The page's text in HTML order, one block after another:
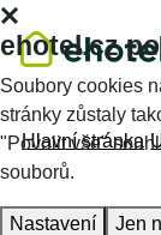
Hlavní stránka
ehotel.cz
Soubory cookies
stránky zůstaly
"Povolit vše"
souborů.
Nastavení Jen